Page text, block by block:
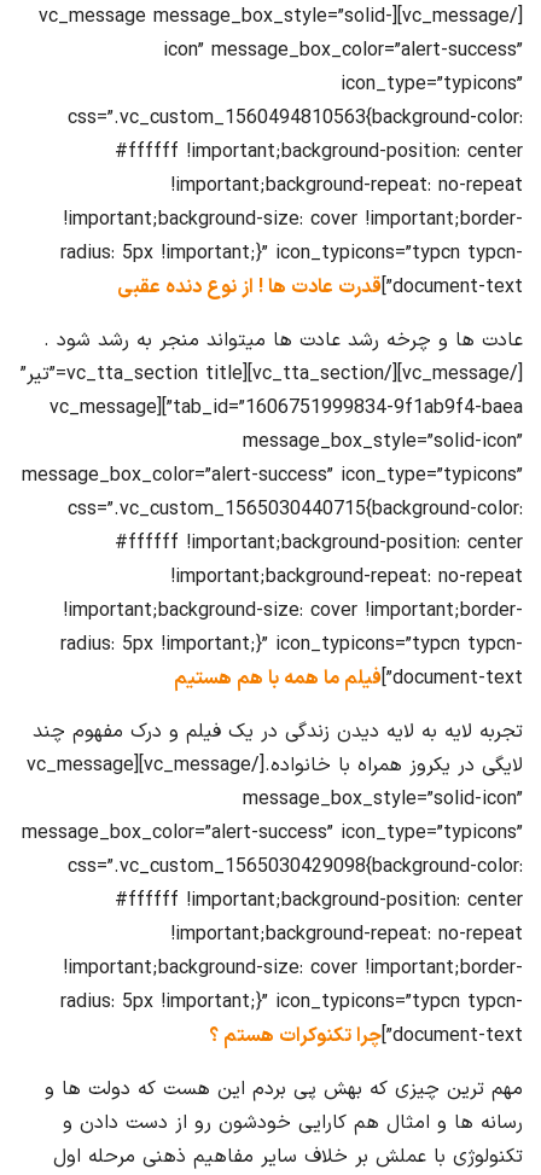
[/vc_message][vc_message message_box_style=”solid-
icon” message_box_color=”alert-success”
icon_type=”typicons”
css=”.vc_custom_1560494810563{background-color:
#ffffff !important;background-position: center
!important;background-repeat: no-repeat
!important;background-size: cover !important;border-
radius: 5px !important;}” icon_typicons=”typcn typcn-
document-text”] قدرت عادت ها ! از نوع دنده عقبی
عادت ها و چرخه رشد عادت ها میتواند منجر به رشد شود .
[/vc_message][/vc_tta_section][vc_tta_section title=”تیر”
tab_id=”1606751999834-9f1ab9f4-baea”][vc_message
message_box_style=”solid-icon”
message_box_color=”alert-success” icon_type=”typicons”
css=”.vc_custom_1565030440715{background-color:
#ffffff !important;background-position: center
!important;background-repeat: no-repeat
!important;background-size: cover !important;border-
radius: 5px !important;}” icon_typicons=”typcn typcn-
document-text”] فیلم ما همه با هم هستیم
تجربه لایه به لایه دیدن زندگی در یک فیلم و درک مفهوم چند
لایگی در یکروز همراه با خانواده.[/vc_message][vc_message
message_box_style=”solid-icon”
message_box_color=”alert-success” icon_type=”typicons”
css=”.vc_custom_1565030429098{background-color:
#ffffff !important;background-position: center
!important;background-repeat: no-repeat
!important;background-size: cover !important;border-
radius: 5px !important;}” icon_typicons=”typcn typcn-
document-text”] چرا تکنوکرات هستم ؟
مهم ترین چیزی که بهش پی بردم این هست که دولت ها و
رسانه ها و امثال هم کارایی خودشون رو از دست دادن و
تکنولوژی با عملش بر خلاف سایر مفاهیم ذهنی مرحله اول